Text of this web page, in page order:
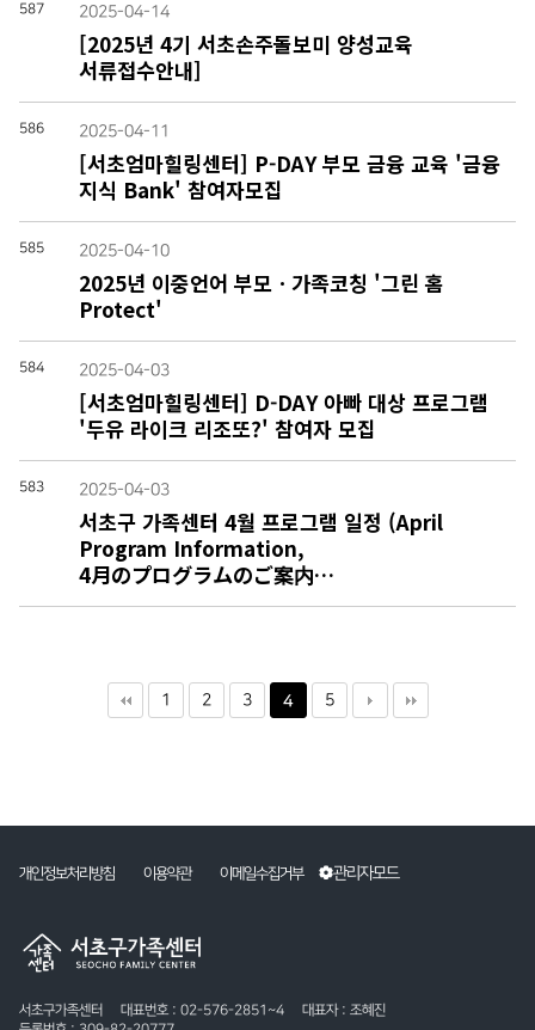
587
[2025년 4기 서초손주돌보미 양성교육
서류접수안내]
2025-04-14
586
[서초엄마힐링센터] P-DAY 부모 금융 교육 '금융
지식 Bank' 참여자모집
2025-04-11
585
2025년 이중언어 부모ㆍ가족코칭 '그린 홈
Protect'
2025-04-10
584
[서초엄마힐링센터] D-DAY 아빠 대상 프로그램
'두유 라이크 리조또?' 참여자 모집
2025-04-03
583
서초구 가족센터 4월 프로그램 일정 (April
Program Information,
4月のプログラムのご案内…
2025-04-03
1 2 3 4 5
개인정보처리방침 이용약관 이메일수집거부 관리자모드
서초구가족센터 대표번호 : 02-576-2851~4
대표자 : 조혜진